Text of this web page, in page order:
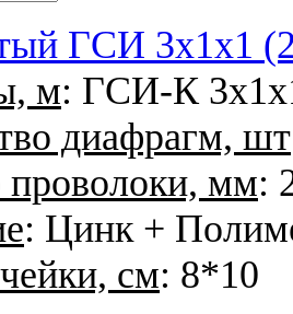
ГСИ 3х1х1
м: ГСИ-К
диафрагм, шт
мм:
: Цинк +
см: 8*10